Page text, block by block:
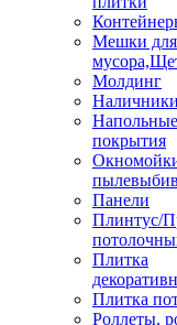
Мешки для
Молдинг
Напольные
покрытия
Панели
Плинтус/
Плитка
Плитка
Роллеты,